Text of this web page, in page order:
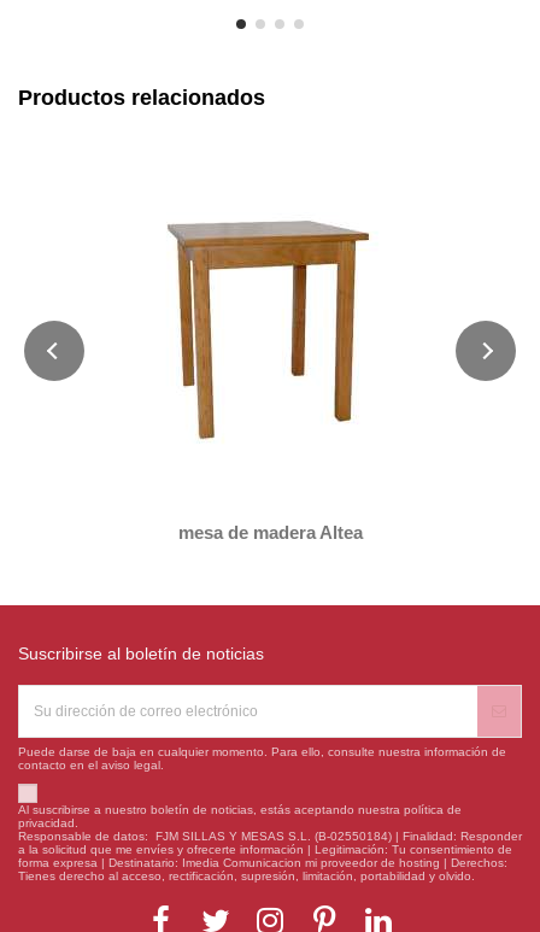
Productos relacionados
mesa de madera Altea
Suscribirse al boletín de noticias
Puede darse de baja en cualquier momento. Para ello, consulte nuestra información de
contacto en el aviso legal.
Al suscribirse a nuestro boletín de noticias, estás aceptando nuestra política de
privacidad.
Responsable de datos: FJM SILLAS Y MESAS S.L. (B-02550184) | Finalidad: Responder
a la solicitud que me envíes y ofrecerte información | Legitimación: Tu consentimiento de
forma expresa | Destinatario: Imedia Comunicacion mi proveedor de hosting | Derechos:
Tienes derecho al acceso, rectificación, supresión, limitación, portabilidad y olvido.